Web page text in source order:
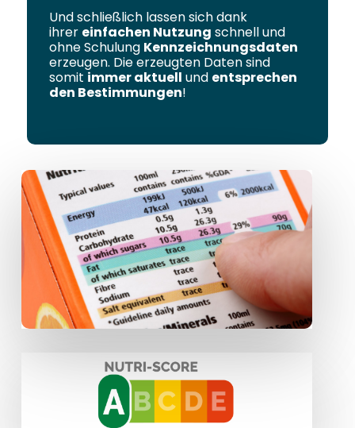
Und schließlich lassen sich dank
ihrer einfachen Nutzung schnell und
ohne Schulung Kennzeichnungsdaten
erzeugen. Die erzeugten Daten sind
somit immer aktuell und entsprechen
den Bestimmungen!